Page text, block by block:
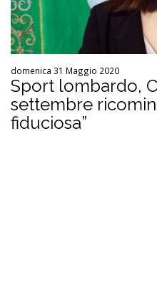
domenica 31 Maggio 2020
Sport lombardo,
settembre
fiduciosa”